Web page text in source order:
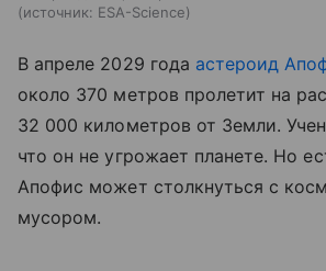
источник: ESA-Science
В апреле 2029 года астероид
около 370 метров пролетит на
32 000 километров от Земли.
что он не угрожает планете. Но
Апофис может столкнуться с
мусором.